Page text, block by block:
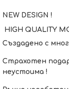
NEW DESIGN !
HIGH QUALITY
Създадено с
Страхотен
неустоима !